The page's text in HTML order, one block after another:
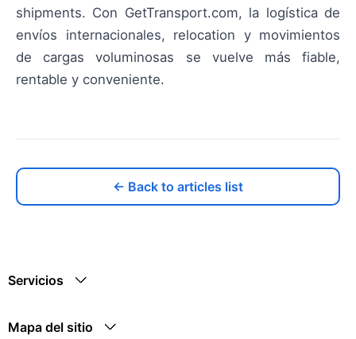
shipments. Con GetTransport.com, la logística de
envíos internacionales, relocation y movimientos
de cargas voluminosas se vuelve más fiable,
rentable y conveniente.
← Back to articles list
Servicios
Mapa del sitio